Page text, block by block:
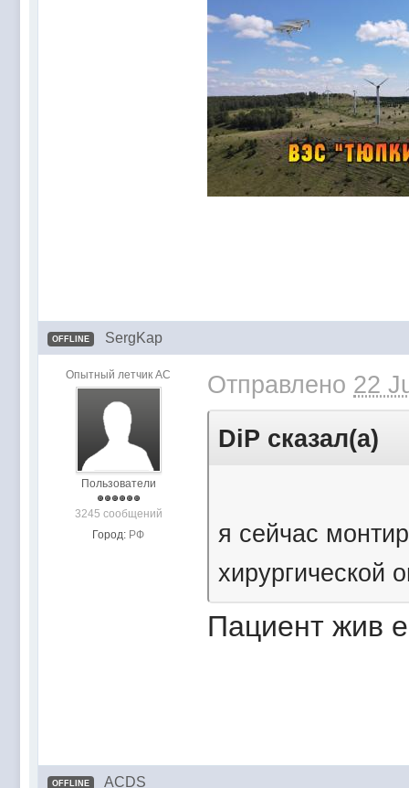
OFFLINE SergKap
Опытный летчик АС
Пользователи
3245 сообщений
Город: РФ
Отправлено 22
DiP сказал(а)
я сейчас
хирургической
Пациент жив
OFFLINE ACDS